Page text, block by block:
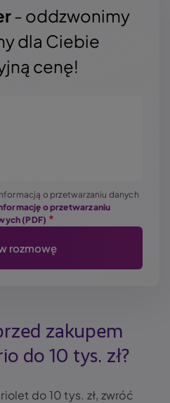
- oddzwonimy
dla Ciebie
cenę!
o przetwarzaniu danych
o przetwarzaniu
(PDF)
zakupem
do 10 tys. zł?
do 10 tys. zł, zwróć